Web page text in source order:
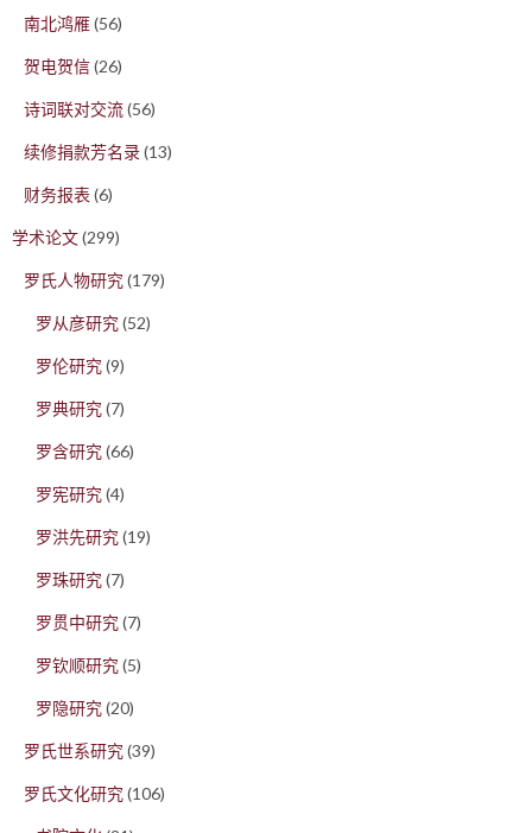
南北鸿雁(56)
贺电贺信(26)
诗词联对交流(56)
续修捐款芳名录(13)
财务报表 (6)
学术论文(299)
罗氏人物研究(179)
罗从彦研究(52)
罗伦研究(9)
罗典研究(7)
罗含研究(66)
罗宪研究(4)
罗洪先研究(19)
罗珠研究(7)
罗贯中研究(7)
罗钦顺研究(5)
罗隐研究(20)
罗氏世系研究(39)
罗氏文化研究(106)